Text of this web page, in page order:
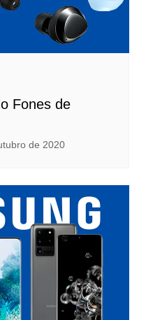
Fones de
de 2020